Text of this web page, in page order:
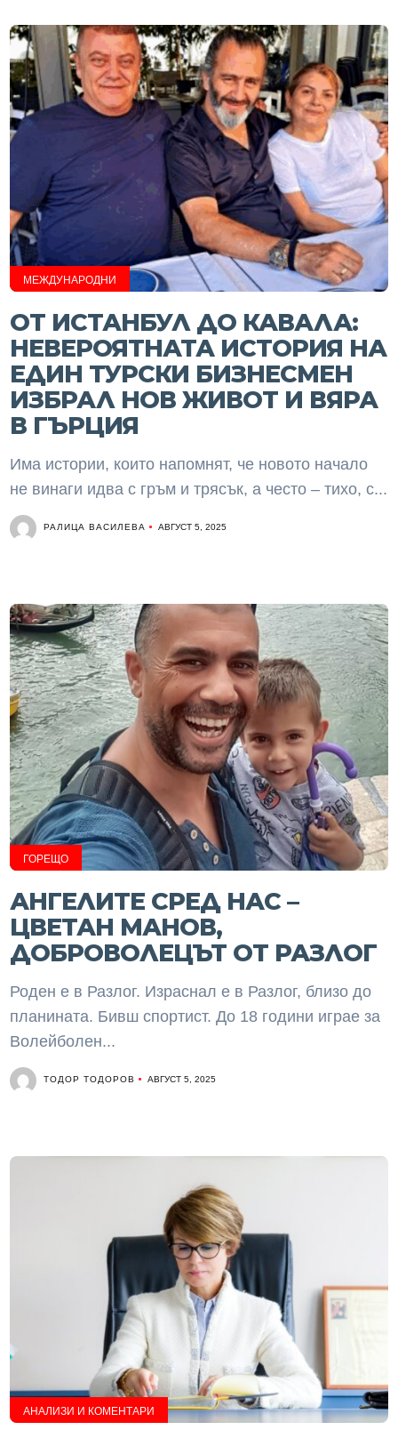
МЕЖДУНАРОДНИ
ОТ ИСТАНБУЛ ДО КАВАЛА:
НЕВЕРОЯТНАТА ИСТОРИЯ НА
ЕДИН ТУРСКИ БИЗНЕСМЕН
ИЗБРАЛ НОВ ЖИВОТ И ВЯРА
В ГЪРЦИЯ
Има истории, които напомнят, че новото начало
не винаги идва с гръм и трясък, а често – тихо, с...
РАЛИЦА ВАСИЛЕВА АВГУСТ 5, 2025
ГОРЕЩО
АНГЕЛИТЕ СРЕД НАС –
ЦВЕТАН МАНОВ,
ДОБРОВОЛЕЦЪТ ОТ РАЗЛОГ
Роден е в Разлог. Израснал е в Разлог, близо до
планината. Бивш спортист. До 18 години играе за
Волейболен...
ТОДОР ТОДОРОВ АВГУСТ 5, 2025
АНАЛИЗИ И КОМЕНТАРИ